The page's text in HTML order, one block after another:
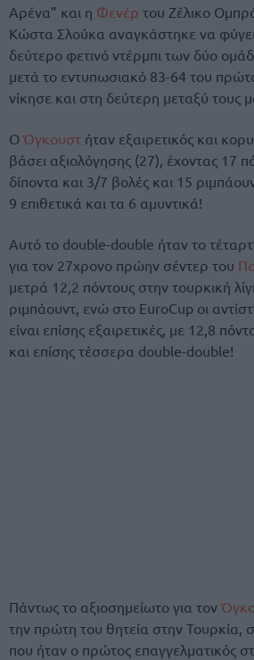
Αρένα” και η Φενέρ του Ζέλικο
Κώστα Σλούκα αναγκάστηκε να
δεύτερο φετινό ντέρμπι των δύο
μετά το εντυπωσιακό 83-64 του
νίκησε και στη δεύτερη μεταξύ τους
Ο Όγκουστ ήταν εξαιρετικός και
βάσει αξιολόγησης (27), έχοντας 17
δίποντα και 3/7 βολές και 15
9 επιθετικά και τα 6 αμυντικά!
Αυτό το double-double ήταν το
για τον 27χρονο πρώην σέντερ του
μετρά 12,2 πόντους στην τουρκική
ριμπάουντ, ενώ στο EuroCup οι
είναι επίσης εξαιρετικές, με 12,8
και επίσης τέσσερα double-double!
Πάντως το αξιοσημείωτο για τον
την πρώτη του θητεία στην Τουρκία,
που ήταν ο πρώτος επαγγελματικός